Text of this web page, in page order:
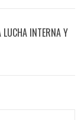
INTERNA Y